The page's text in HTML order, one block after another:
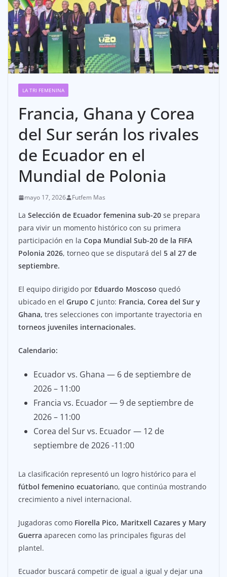
LA TRI FEMENINA
Francia, Ghana y Corea
del Sur serán los rivales
de Ecuador en el
Mundial de Polonia
mayo 17, 2026 Futfem Mas
La Selección de Ecuador femenina sub-20 se prepara
para vivir un momento histórico con su primera
participación en la Copa Mundial Sub-20 de la FIFA
Polonia 2026, torneo que se disputará del 5 al 27 de
septiembre.
El equipo dirigido por Eduardo Moscoso quedó
ubicado en el Grupo C junto: Francia, Corea del Sur y
Ghana, tres selecciones con importante trayectoria en
torneos juveniles internacionales.
Calendario:
Ecuador vs. Ghana — 6 de septiembre de
2026 – 11:00
Francia vs. Ecuador — 9 de septiembre de
2026 – 11:00
Corea del Sur vs. Ecuador — 12 de
septiembre de 2026 -11:00
La clasificación representó un logro histórico para el
fútbol femenino ecuatoriano, que continúa mostrando
crecimiento a nivel internacional.
Jugadoras como Fiorella Pico, Maritxell Cazares y Mary
Guerra aparecen como las principales figuras del
plantel.
Ecuador buscará competir de igual a igual y dejar una